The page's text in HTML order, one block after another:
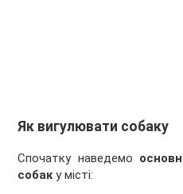
Як вигулювати собаку
Спочатку наведемо
собаку місті: